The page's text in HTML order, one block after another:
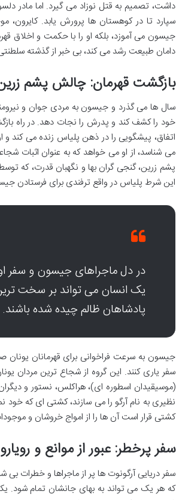
داشت، تصمیم به قتل نوزاد می گیرد. اما مادر
سپارد تا در کوهستان ها پرورش یابد. کایرون،
جیسون می آموزد، بلکه او را با حکمت و اخلاق
دامان طبیعت رشد می کند، بی خبر از گذشته
بازگشت قهرمان: چالش پشم
سال ها می گذرد و جیسون به مردی جوان و
خود را کشف کند و پدرش را نجات دهد. در راه
اتفاق، پیشگویی را در ذهن پلیاس زنده می کند
می شناسد، از او می خواهد که به عنوان اثبات
پشم زرین، گنجی گران بها و نگهبان قدرت، که
این شرط پلیاس در واقع ترفندی برای فرستادن
در دل ماجراهای جیسون و سفر
یک انسان می تواند بر سخت
پادشاهان ظالم چیده شده باشند.
جیسون به سرعت فراخوانی برای قهرمانان یونان
سفر یاری کنند. این گروه از شجاع ترین مردان
(موسیقیدان اسطوره ای)، هراکلس، نستور و
نظیری به نام آرگو را می سازند، کشتی ای که
کشتی قرار است آن ها را از امواج خروشان و
سفر پرخطر: عبور از موانع و
سفر دریایی آرگونوت ها پر از ماجراها و خطرات
که هر یک می تواند به بهای جانشان تمام شود.